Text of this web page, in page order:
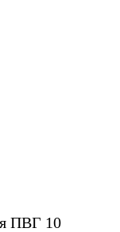
ПВГ 10